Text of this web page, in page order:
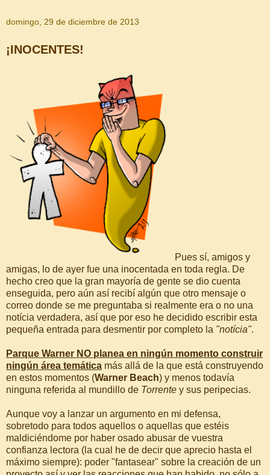
domingo, 29 de diciembre de 2013
¡INOCENTES!
Pues sí, amigos y
amigas, lo de ayer fue una inocentada en toda regla. De
hecho creo que la gran mayoría de gente se dio cuenta
enseguida, pero aún así recibí algún que otro mensaje o
correo donde se me preguntaba si realmente era o no una
notícia verdadera, así que por eso he decidido escribir esta
pequeña entrada para desmentir por completo la "notícia".
Parque Warner NO planea en ningún momento construir
ningún área temática más allá de la que está construyendo
en estos momentos (Warner Beach) y menos todavía
ninguna referida al mundillo de Torrente y sus peripecias.
Aunque voy a lanzar un argumento en mi defensa,
sobretodo para todos aquellos o aquellas que estéis
maldiciéndome por haber osado abusar de vuestra
confianza lectora (la cual he de decir que aprecio hasta el
máximo siempre): poder "fantasear" sobre la creación de un